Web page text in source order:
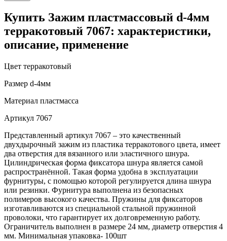
Купить Зажим пластмассовый d-4мм
терракотовый 7067: характеристики,
описание, применение
Цвет терракотовый
Размер d-4мм
Материал пластмасса
Артикул 7067
Представленный артикул 7067 – это качественный
двухдырочный зажим из пластика терракотового цвета, имеет
два отверстия для вязанного или эластичного шнура.
Цилиндрическая форма фиксатора шнура является самой
распространённой. Такая форма удобна в эксплуатации
фурнитуры, с помощью которой регулируется длина шнура
или резинки. Фурнитура выполнена из безопасных
полимеров высокого качества. Пружины для фиксаторов
изготавливаются из специальной стальной пружинной
проволоки, что гарантирует их долговременную работу.
Ограничитель выполнен в размере 24 мм, диаметр отверстия 4
мм. Минимальная упаковка- 100шт